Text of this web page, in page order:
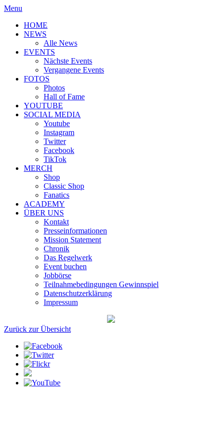
Menu
HOME
NEWS
Alle News
EVENTS
Nächste Events
Vergangene Events
FOTOS
Photos
Hall of Fame
YOUTUBE
SOCIAL MEDIA
Youtube
Instagram
Twitter
Facebook
TikTok
MERCH
Shop
Classic Shop
Fanatics
ACADEMY
ÜBER UNS
Kontakt
Presseinformationen
Mission Statement
Chronik
Das Regelwerk
Event buchen
Jobbörse
Teilnahmebedingungen Gewinnspiel
Datenschutzerklärung
Impressum
Zurück zur Übersicht